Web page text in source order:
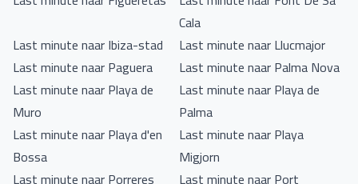
Cala
Last minute naar Ibiza-stad
Last minute naar Llucmajor
Last minute naar Paguera
Last minute naar Palma Nova
Last minute naar Playa de
Muro
Last minute naar Playa de
Palma
Last minute naar Playa d'en
Bossa
Last minute naar Playa
Migjorn
Last minute naar Porreres
Last minute naar Port